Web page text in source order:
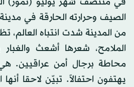
الصيف وحرارته الحارقة في
من المدينة شدت انتباه العالم،
الملامح، شعرها أشعث والغبار
محاطة برجال أمن عراقيين.
يهتفون احتفالاً. تبيّن لاحقا أنها